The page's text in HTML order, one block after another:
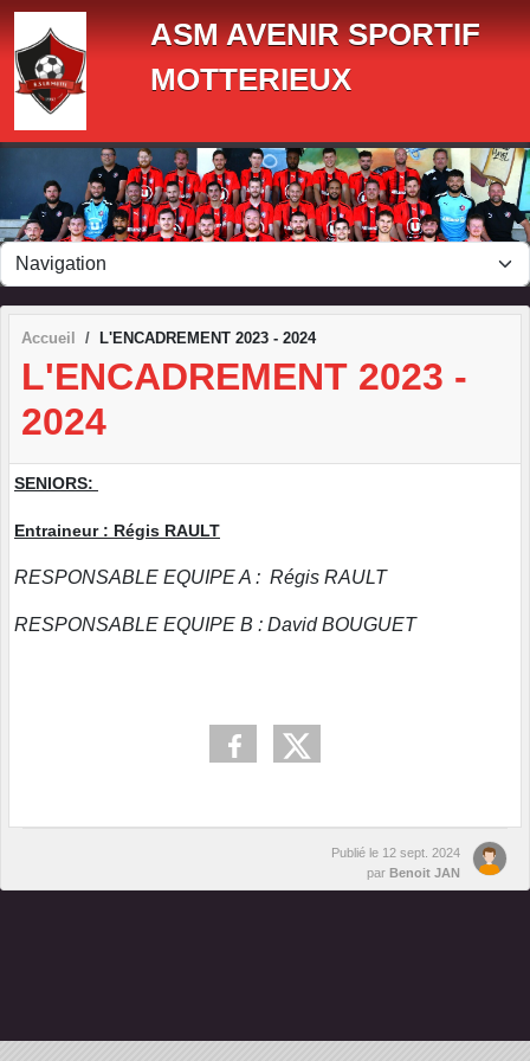
ASM AVENIR SPORTIF
MOTTERIEUX
Accueil L'ENCADREMENT 2023 - 2024
L'ENCADREMENT 2023 -
2024
SENIORS:
Entraineur : Régis RAULT
RESPONSABLE EQUIPE A : Régis RAULT
RESPONSABLE EQUIPE B : David BOUGUET
Publié le 12 sept. 2024
par Benoit JAN
Panneau de gestion des cookies